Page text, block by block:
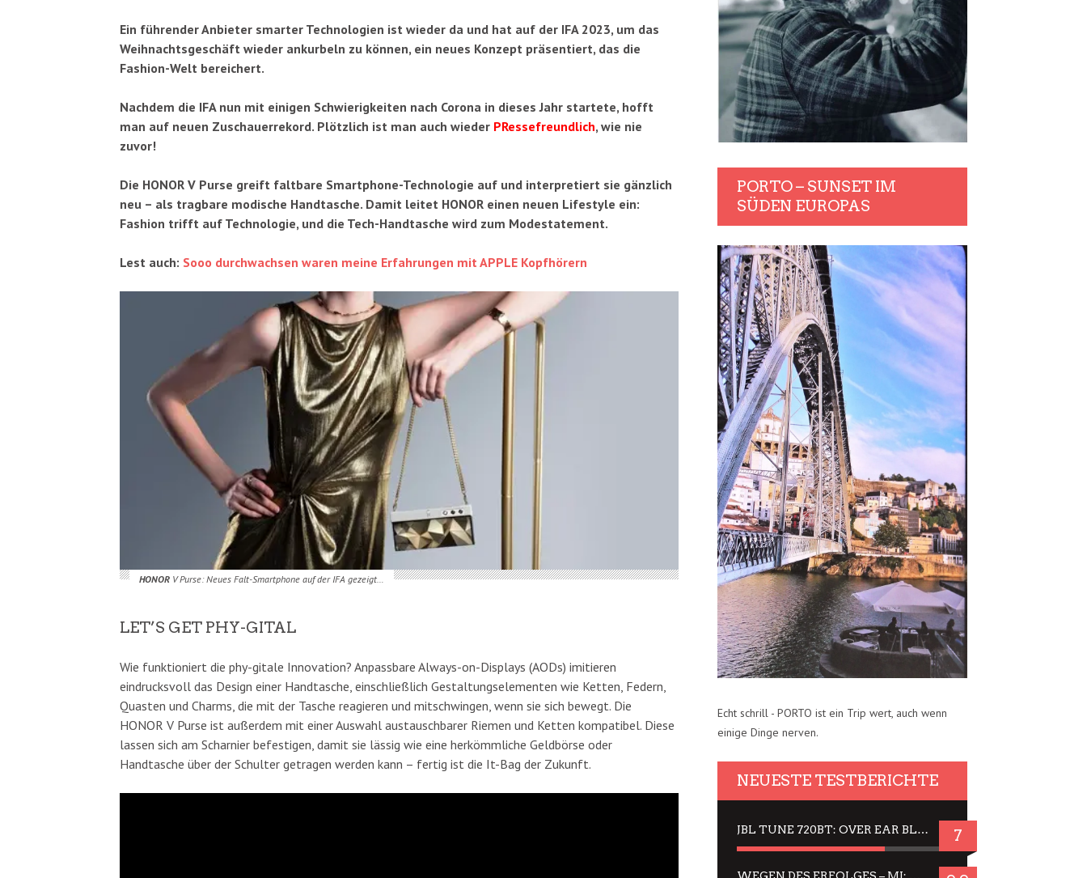
Ein führender Anbieter smarter Technologien ist wieder da und hat auf der IFA 2023, um das
Weihnachtsgeschäft wieder ankurbeln zu können, ein neues Konzept präsentiert, das die
Fashion-Welt bereichert.
Nachdem die IFA nun mit einigen Schwierigkeiten nach Corona in dieses Jahr startete, hofft
man auf neuen Zuschauerrekord. Plötzlich ist man auch wieder PRessefreundlich, wie nie
zuvor!
Die HONOR V Purse greift faltbare Smartphone-Technologie auf und interpretiert sie gänzlich
neu – als tragbare modische Handtasche. Damit leitet HONOR einen neuen Lifestyle ein:
Fashion trifft auf Technologie, und die Tech-Handtasche wird zum Modestatement.
Lest auch: Sooo durchwachsen waren meine Erfahrungen mit APPLE Kopfhörern
HONORV Purse: Neues Falt-Smartphone auf der IFA gezeigt…
LET’S GET PHY-GITAL
Wie funktioniert die phy-gitale Innovation? Anpassbare Always-on-Displays (AODs) imitieren
eindrucksvoll das Design einer Handtasche, einschließlich Gestaltungselementen wie Ketten, Federn,
Quasten und Charms, die mit der Tasche reagieren und mitschwingen, wenn sie sich bewegt. Die
HONOR V Purse ist außerdem mit einer Auswahl austauschbarer Riemen und Ketten kompatibel. Diese
lassen sich am Scharnier befestigen, damit sie lässig wie eine herkömmliche Geldbörse oder
Handtasche über der Schulter getragen werden kann – fertig ist die It-Bag der Zukunft.
PORTO – SUNSET IM
SÜDEN EUROPAS
Echt schrill - PORTO ist ein Trip wert, auch wenn
einige Dinge nerven.
NEUESTE TESTBERICHTE
JBL TUNE 720BT: OVER EAR BLUETOOTH KOPFHÖRER UM DIE 50,-€ IM DAUER-TEST 7
WEGEN DES ERFOLGES – MJ: MICHAEL JACKSON MUSICAL IN EINER MATINEE SEHEN